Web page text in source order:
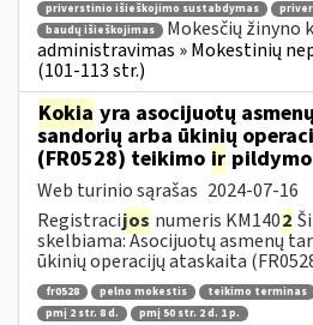
priverstinio išieškojimo sustabdymas
baudų išieškojimas
Mokesčių žinyno
administravimas » Mokestinių
(101-113 str.)
Kokia yra asocijuotų
sandorių arba ūkinių
(FR0528) teikimo ir pildymo
Web turinio sąrašas 2024-07-16
Registracijos numeris KM1402
skelbiama: Asocijuotų asmenų
ūkinių operacijų ataskaita
fr0528 pelno mokestis teikimo terminas
pmį 2 str. 8 d.
pmį 50 str. 2 d. 1 p.